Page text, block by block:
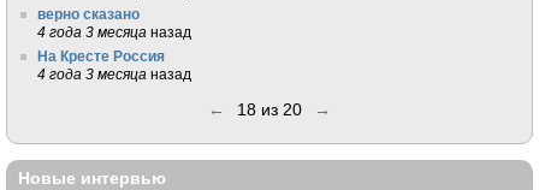
верно сказано
4 года 3 месяца назад
На Кресте Россия
4 года 3 месяца назад
← 18 из 20 →
Новые интервью